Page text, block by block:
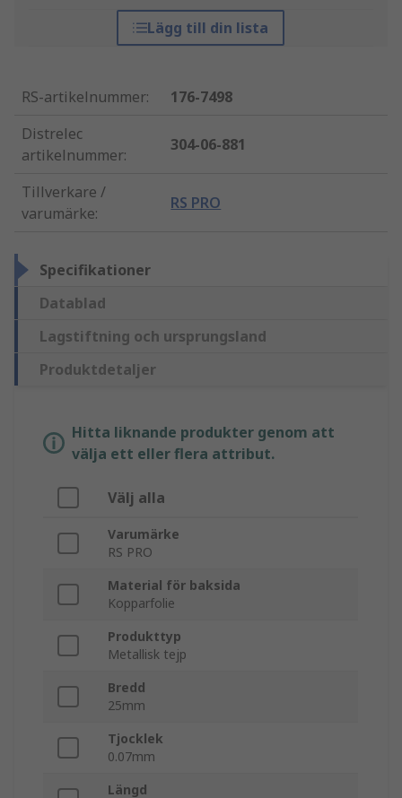
Lägg till din lista
RS-artikelnummer:
176-7498
Distrelec
artikelnummer:
304-06-881
Tillverkare /
varumärke:
RS PRO
Specifikationer
Datablad
Lagstiftning och ursprungsland
Produktdetaljer
Hitta liknande produkter genom att
välja ett eller flera attribut.
Välj alla
Varumärke
RS PRO
Material för baksida
Kopparfolie
Produkttyp
Metallisk tejp
Bredd
25mm
Tjocklek
0.07mm
Längd